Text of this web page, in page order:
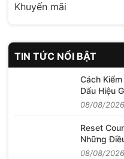
Khuyến mãi
TIN TỨC NỔI BẬT
Cách
Dấu Hiệu
08/08/2026
Reset
Những
Hiện
08/08/2026